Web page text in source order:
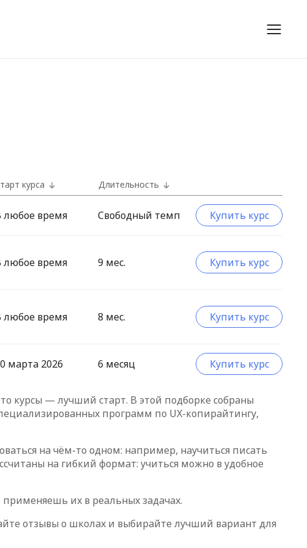
курса Длительность
Свободный темп
любое время Купить курс
9 мес.
любое время Купить курс
8 мес.
любое время Купить курс
6 месяц
марта 2026 Купить курс
курсы — лучший старт. В этой подборке собраны
программ по UX-копирайтингу,
на чём-то одном: например, научиться писать
на гибкий формат: учиться можно в удобное
их в реальных задачах.
отзывы о школах и выбирайте лучший вариант для